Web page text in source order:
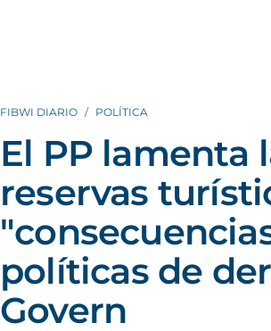
FIBWI DIARIO POLÍTICA
El PP lamenta
reservas
políticas de
Govern